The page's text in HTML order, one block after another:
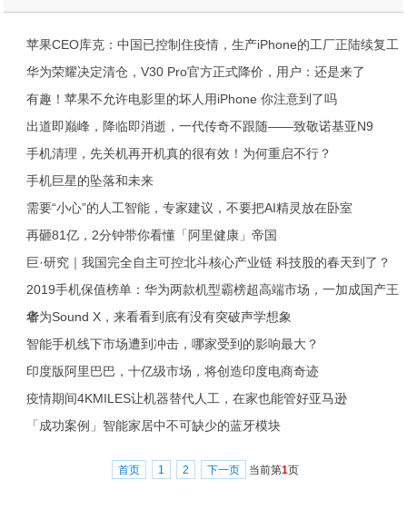
苹果CEO库克：中国已控制住疫情，生产iPhone的工厂正陆续复工
华为荣耀决定清仓，V30 Pro官方正式降价，用户：还是来了
有趣！苹果不允许电影里的坏人用iPhone 你注意到了吗
出道即巅峰，降临即消逝，一代传奇不跟随——致敬诺基亚N9
手机清理，先关机再开机真的很有效！为何重启不行？
手机巨星的坠落和未来
需要“小心”的人工智能，专家建议，不要把AI精灵放在卧室
再砸81亿，2分钟带你看懂「阿里健康」帝国
巨·研究｜我国完全自主可控北斗核心产业链 科技股的春天到了？
2019手机保值榜单：华为两款机型霸榜超高端市场，一加成国产王
者
华为Sound X，来看看到底有没有突破声学想象
智能手机线下市场遭到冲击，哪家受到的影响最大？
印度版阿里巴巴，十亿级市场，将创造印度电商奇迹
疫情期间4KMILES让机器替代人工，在家也能管好亚马逊
「成功案例」智能家居中不可缺少的蓝牙模块
首页 1 2 下一页 当前第1页